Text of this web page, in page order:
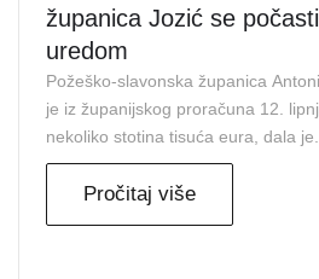
županica Jozić se
uredom
Požeško-slavonska županica
je iz županijskog proračuna 12.
nekoliko stotina tisuća eura, dala je...
Pročitaj više